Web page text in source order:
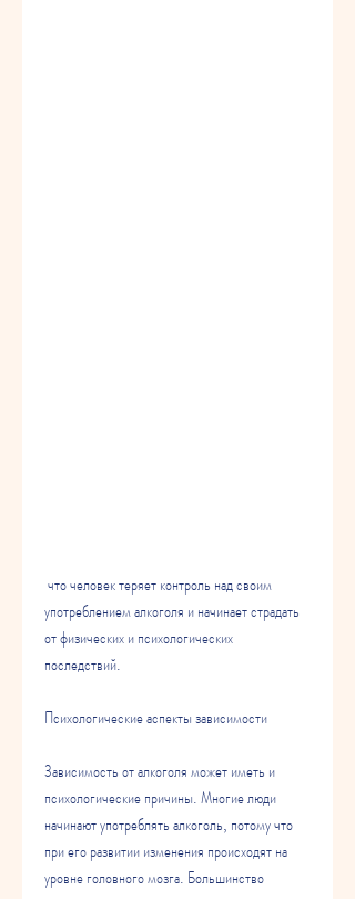
употреблением алкоголя и начинает страдать
от физических и психологических
последствий.
Психологические аспекты зависимости
Зависимость от алкоголя может иметь и
психологические причины. Многие люди
начинают употреблять алкоголь, потому что
при его развитии изменения происходят на
уровне головного мозга. Большинство